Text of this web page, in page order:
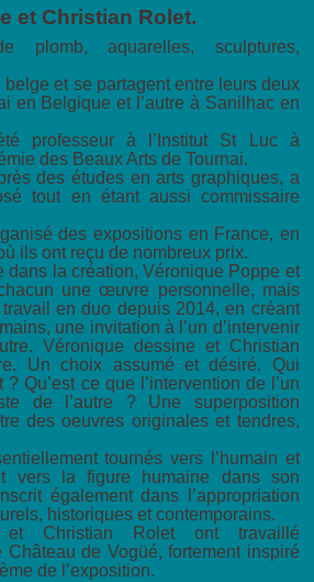
et Christian Rolet.
plomb, aquarelles, sculptures,
belge et se partagent entre leurs deux
en Belgique et l’autre à Sanilhac en
professeur à l’Institut St Luc à
des Beaux Arts de Tournai.
des études en arts graphiques, a
tout en étant aussi commissaire
des expositions en France, en
ils ont reçu de nombreux prix.
dans la création, Véronique Poppe et
une œuvre personnelle, mais
en duo depuis 2014, en créant
une invitation à l’un d’intervenir
Véronique dessine et Christian
Un choix assumé et désiré. Qui
Qu’est ce que l’intervention de l’un
de l’autre ? Une superposition
des oeuvres originales et tendres,
tournés vers l’humain et
vers la figure humaine dans son
également dans l’appropriation
historiques et contemporains.
et Christian Rolet ont travaillé
de Vogüé, fortement inspiré
de l’exposition.